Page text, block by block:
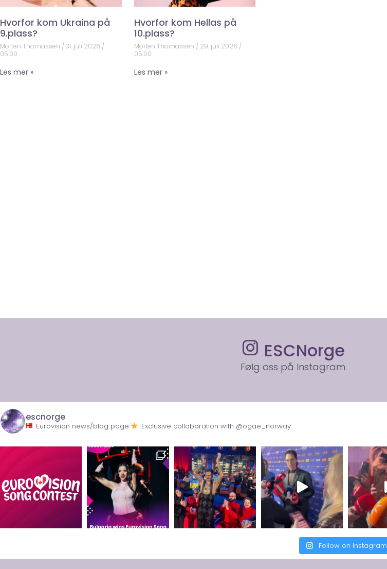
Hvorfor kom Ukraina på
9.plass?
Morten Thomassen
31. juli 2026
05:00
Les mer »
Hvorfor kom Hellas på
10.plass?
Morten Thomassen 29. juli 2026
05:00
Les mer »
ESCNorge
Følg oss på Instagram
escnorge
Eurovision news/blog page Exclusive collaboration with @ogae_norway
Follow on Instagram